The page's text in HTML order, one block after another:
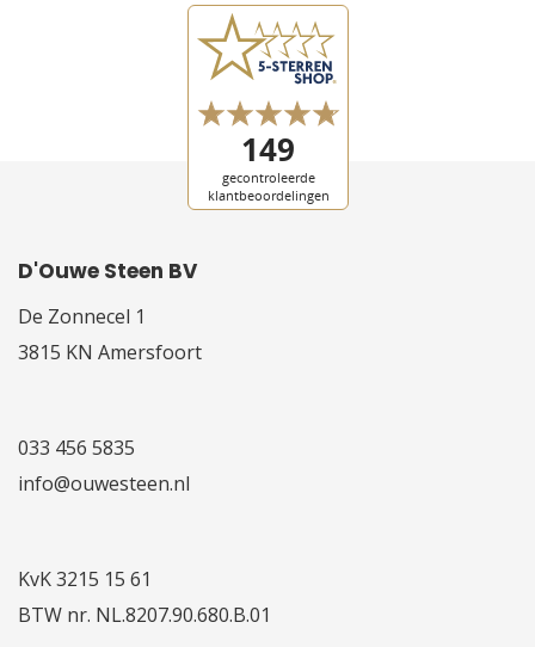
D'Ouwe Steen BV
De Zonnecel 1
3815 KN Amersfoort
033 456 5835
info@ouwesteen.nl
KvK 3215 15 61
BTW nr. NL.8207.90.680.B.01